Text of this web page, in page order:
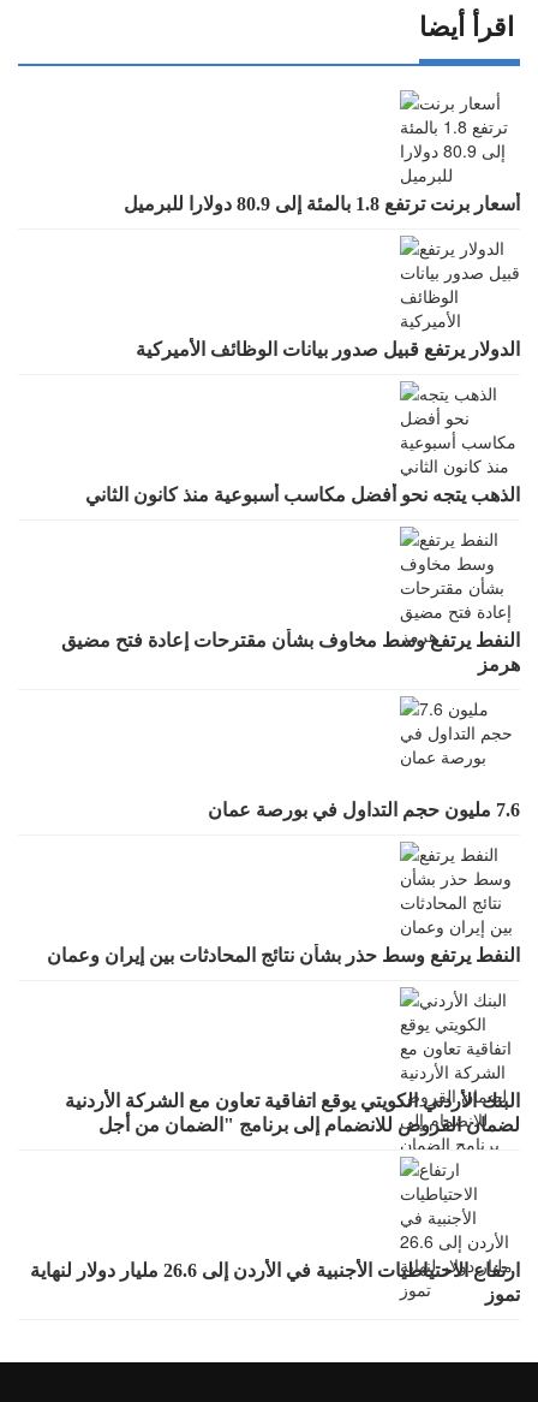
اقرأ أيضا
أسعار برنت ترتفع 1.8 بالمئة إلى 80.9 دولارا للبرميل
الدولار يرتفع قبيل صدور بيانات الوظائف الأميركية
الذهب يتجه نحو أفضل مكاسب أسبوعية منذ كانون الثاني
النفط يرتفع وسط مخاوف بشأن مقترحات إعادة فتح مضيق
هرمز
7.6 مليون حجم التداول في بورصة عمان
النفط يرتفع وسط حذر بشأن نتائج المحادثات بين إيران وعمان
البنك الأردني الكويتي يوقع اتفاقية تعاون مع الشركة الأردنية
لضمان القروض للانضمام إلى برنامج "الضمان من أجل
التوظيف"
ارتفاع الاحتياطيات الأجنبية في الأردن إلى 26.6 مليار دولار لنهاية
تموز